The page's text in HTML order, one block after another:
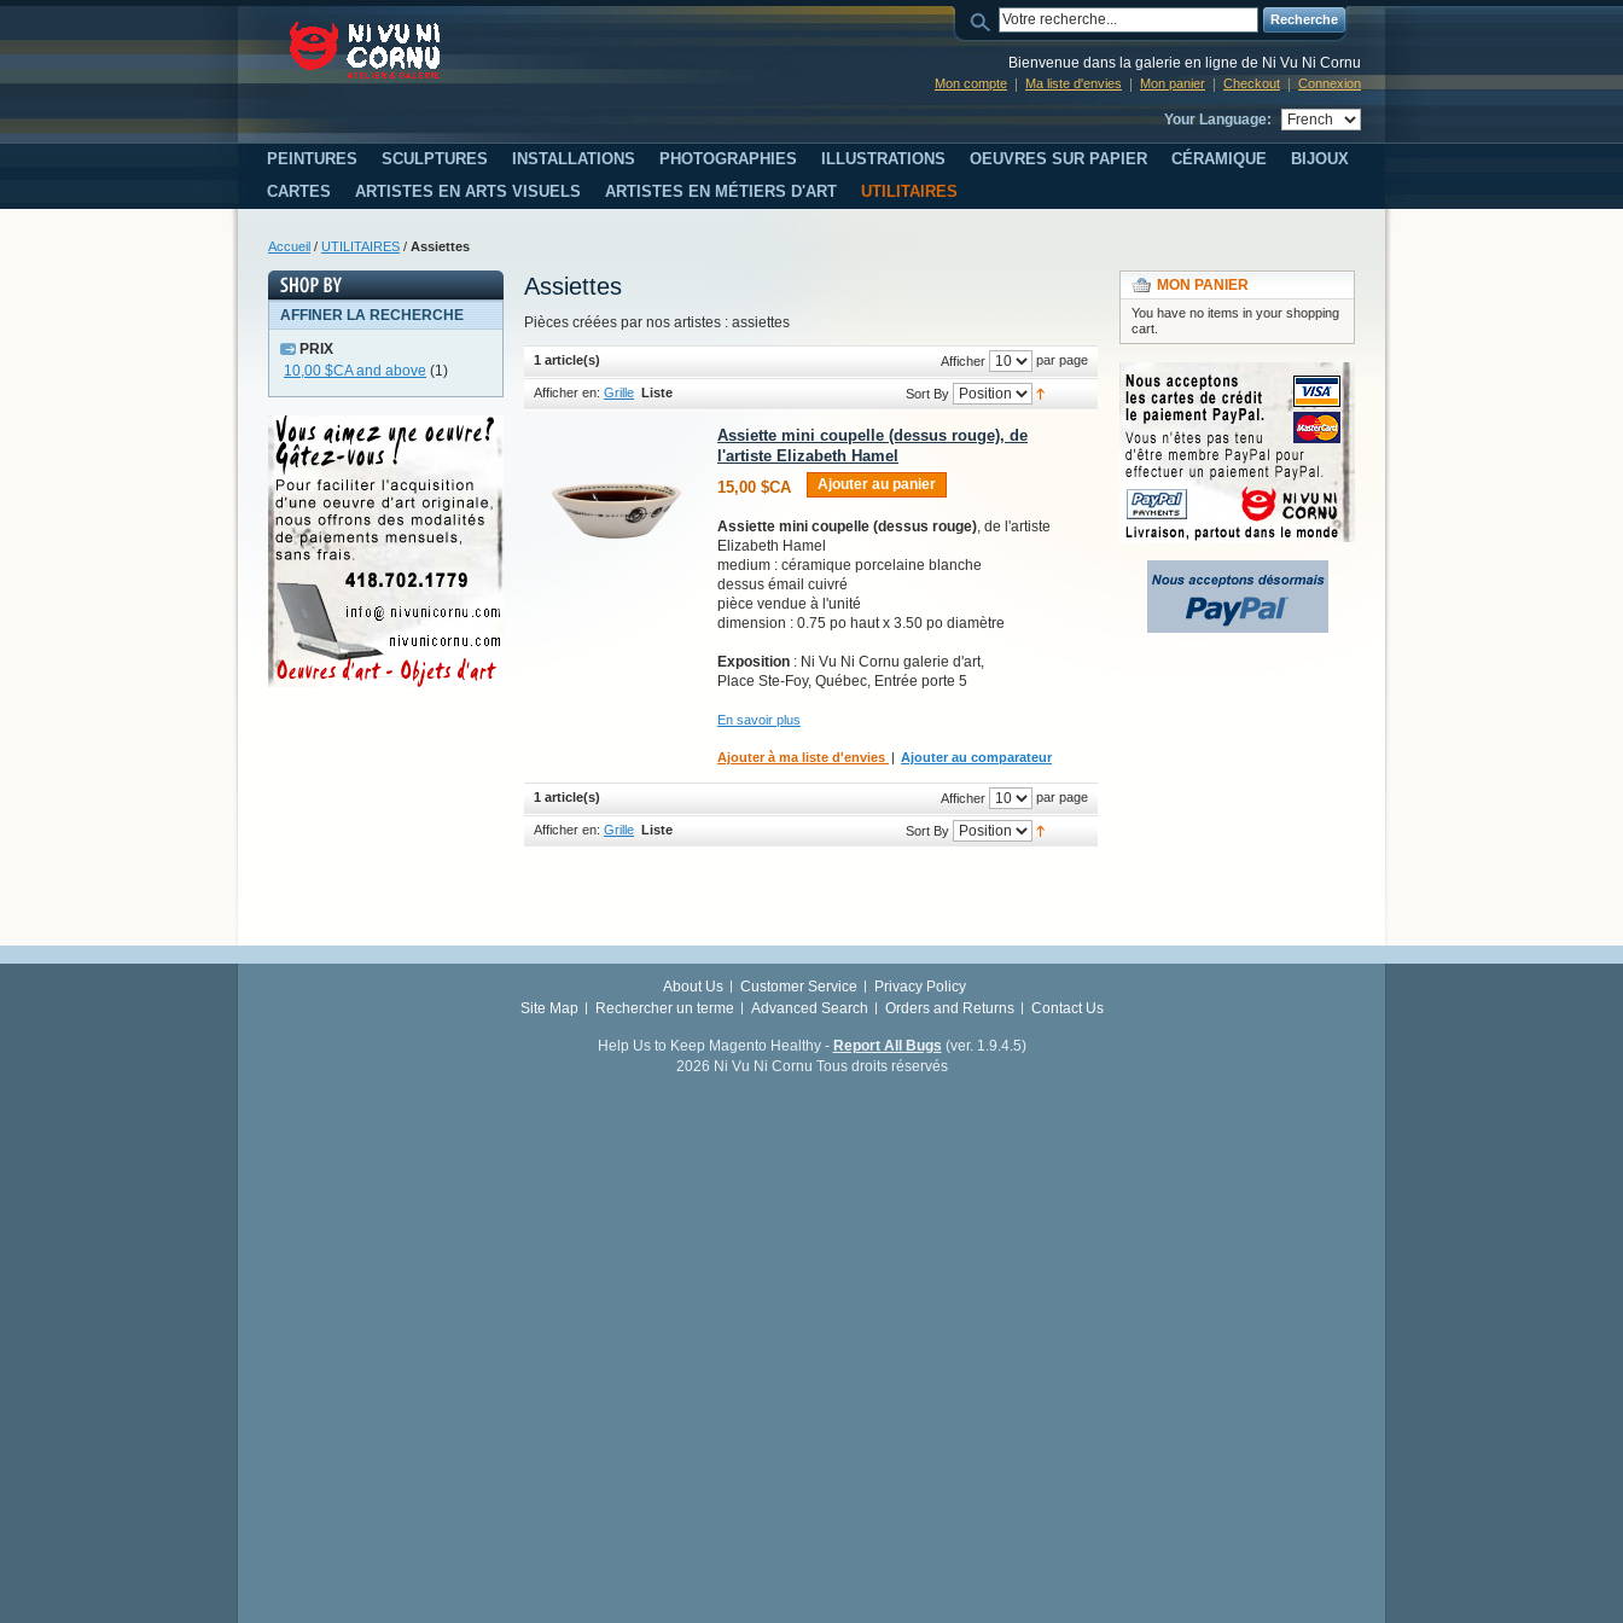
Recherche
Bienvenue dans la galerie en ligne de Ni Vu Ni Cornu
Mon compte Ma liste d'envies Mon panier Checkout Connexion
Your Language:
PEINTURES SCULPTURES INSTALLATIONS PHOTOGRAPHIES ILLUSTRATIONS OEUVRES SUR PAPIER CÉRAMIQUE
BIJOUX
CARTES
ARTISTES EN ARTS VISUELS ARTISTES EN MÉTIERS D'ART UTILITAIRES
Accueil / UTILITAIRES / Assiettes
Assiettes
Pièces créées par nos artistes : assiettes
1 article(s) Afficher par page
Afficher en: Grille Liste Sort By
Assiette mini coupelle (dessus rouge), de
l'artiste Elizabeth Hamel
15,00 $CA
Ajouter au panier
Assiette mini coupelle (dessus rouge), de l'artiste
Elizabeth Hamel
medium : céramique porcelaine blanche
dessus émail cuivré
pièce vendue à l'unité
dimension : 0.75 po haut x 3.50 po diamètre
Exposition : Ni Vu Ni Cornu galerie d'art,
Place Ste-Foy, Québec, Entrée porte 5
En savoir plus
Ajouter à ma liste d'envies | Ajouter au comparateur
1 article(s) Afficher par page
Afficher en: Grille Liste Sort By
AFFINER LA RECHERCHE
PRIX
10,00 $CAand above (1)
MON PANIER
You have no items in your shopping
cart.
About Us Customer Service
Privacy Policy
Site Map
Rechercher un terme Advanced Search Orders and Returns Contact Us
Help Us to Keep Magento Healthy - Report All Bugs (ver. 1.9.4.5)
2026 Ni Vu Ni Cornu Tous droits réservés